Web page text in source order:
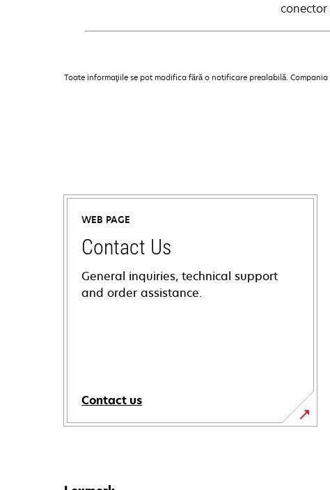
conector
Toate informaţiile se pot modifica fără o notificare prealabilă.
WEB PAGE
Contact Us
General inquiries, technical support
and order assistance.
Contact us